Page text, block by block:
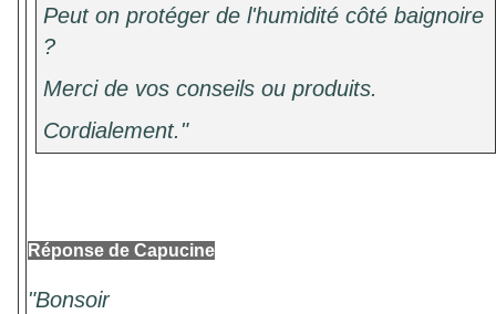
Peut on protéger de l'humidité côté baignoire
?
Merci de vos conseils ou produits.
Cordialement."
Réponse de Capucine
"Bonsoir